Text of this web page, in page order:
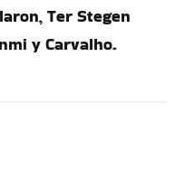
Ter Stegen
y Carvalho.